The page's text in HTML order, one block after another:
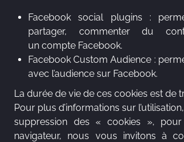
Facebook social plugins :
partager, commenter du
un compte Facebook.
Facebook Custom Audience :
avec l’audience sur Facebook.
La durée de vie de ces cookies est de
Pour plus d’informations sur
suppression des « cookies »,
navigateur, nous vous invitons à